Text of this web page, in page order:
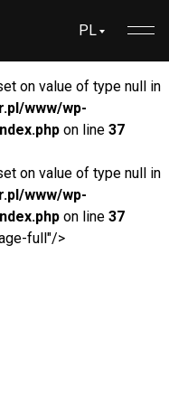
PL
on value of type null in
www/wp-
on line 37
on value of type null in
www/wp-
on line 37
full"/>